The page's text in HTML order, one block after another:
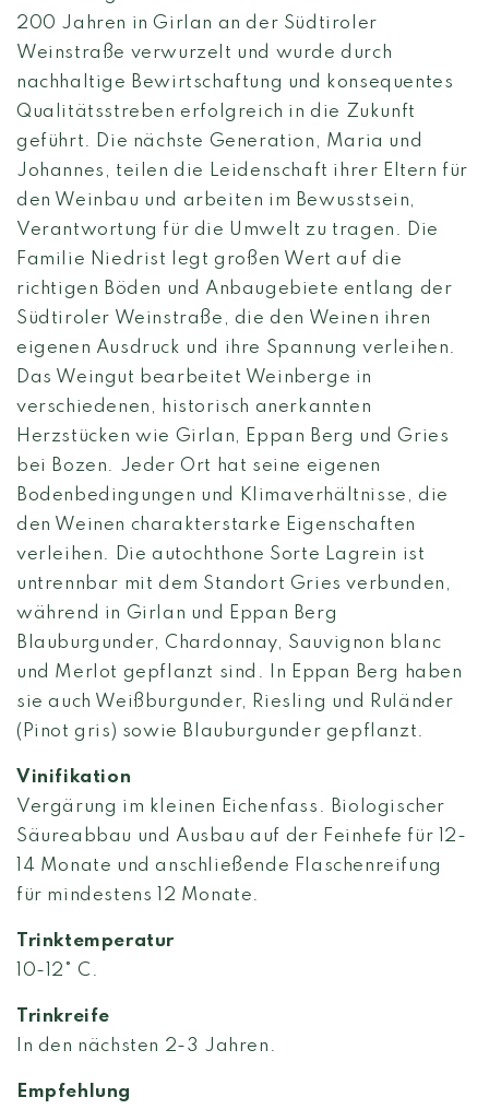
200 Jahren in Girlan an der Südtiroler
Weinstraße verwurzelt und wurde durch
nachhaltige Bewirtschaftung und konsequentes
Qualitätsstreben erfolgreich in die Zukunft
geführt. Die nächste Generation, Maria und
Johannes, teilen die Leidenschaft ihrer Eltern für
den Weinbau und arbeiten im Bewusstsein,
Verantwortung für die Umwelt zu tragen. Die
Familie Niedrist legt großen Wert auf die
richtigen Böden und Anbaugebiete entlang der
Südtiroler Weinstraße, die den Weinen ihren
eigenen Ausdruck und ihre Spannung verleihen.
Das Weingut bearbeitet Weinberge in
verschiedenen, historisch anerkannten
Herzstücken wie Girlan, Eppan Berg und Gries
bei Bozen. Jeder Ort hat seine eigenen
Bodenbedingungen und Klimaverhältnisse, die
den Weinen charakterstarke Eigenschaften
verleihen. Die autochthone Sorte Lagrein ist
untrennbar mit dem Standort Gries verbunden,
während in Girlan und Eppan Berg
Blauburgunder, Chardonnay, Sauvignon blanc
und Merlot gepflanzt sind. In Eppan Berg haben
sie auch Weißburgunder, Riesling und Ruländer
(Pinot gris) sowie Blauburgunder gepflanzt.
Vinifikation
Vergärung im kleinen Eichenfass. Biologischer
Säureabbau und Ausbau auf der Feinhefe für 12-
14 Monate und anschließende Flaschenreifung
für mindestens 12 Monate.
Trinktemperatur
10-12° C.
Trinkreife
In den nächsten 2-3 Jahren.
Empfehlung